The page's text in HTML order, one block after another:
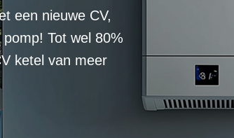
een nieuwe CV,
Tot wel 80%
ketel van meer